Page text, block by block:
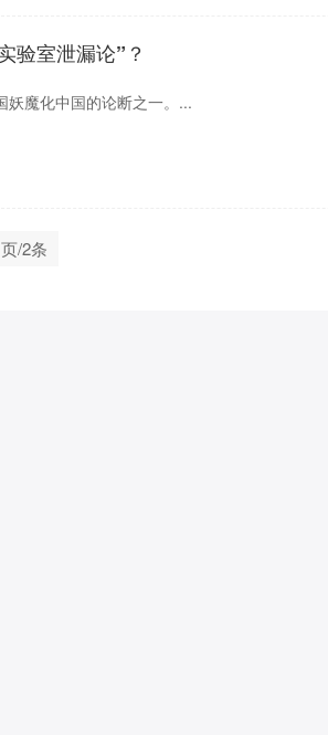
验室泄漏论”？
妖魔化中国的论断之一。...
/2条